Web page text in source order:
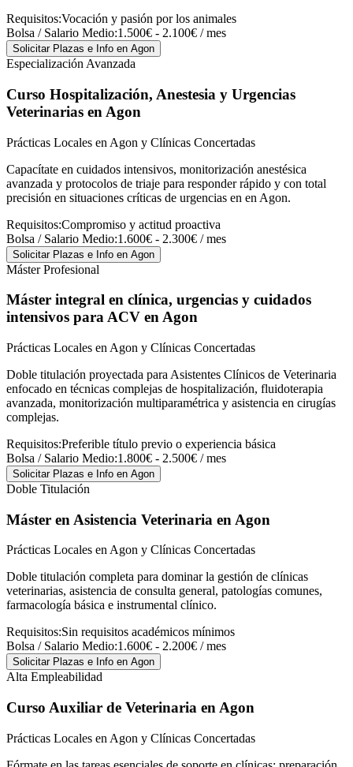
Requisitos:Vocación y pasión por los animales
Bolsa / Salario Medio:1.500€ - 2.100€ / mes
Solicitar Plazas e Info en Agon
Especialización Avanzada
Curso Hospitalización, Anestesia y Urgencias
Veterinarias en Agon
Prácticas Locales en Agon y Clínicas Concertadas
Capacítate en cuidados intensivos, monitorización anestésica
avanzada y protocolos de triaje para responder rápido y con total
precisión en situaciones críticas de urgencias en en Agon.
Requisitos:Compromiso y actitud proactiva
Bolsa / Salario Medio:1.600€ - 2.300€ / mes
Solicitar Plazas e Info en Agon
Máster Profesional
Máster integral en clínica, urgencias y cuidados
intensivos para ACV en Agon
Prácticas Locales en Agon y Clínicas Concertadas
Doble titulación proyectada para Asistentes Clínicos de Veterinaria
enfocado en técnicas complejas de hospitalización, fluidoterapia
avanzada, monitorización multiparamétrica y asistencia en cirugías
complejas.
Requisitos:Preferible título previo o experiencia básica
Bolsa / Salario Medio:1.800€ - 2.500€ / mes
Solicitar Plazas e Info en Agon
Doble Titulación
Máster en Asistencia Veterinaria en Agon
Prácticas Locales en Agon y Clínicas Concertadas
Doble titulación completa para dominar la gestión de clínicas
veterinarias, asistencia de consulta general, patologías comunes,
farmacología básica e instrumental clínico.
Requisitos:Sin requisitos académicos mínimos
Bolsa / Salario Medio:1.600€ - 2.200€ / mes
Solicitar Plazas e Info en Agon
Alta Empleabilidad
Curso Auxiliar de Veterinaria en Agon
Prácticas Locales en Agon y Clínicas Concertadas